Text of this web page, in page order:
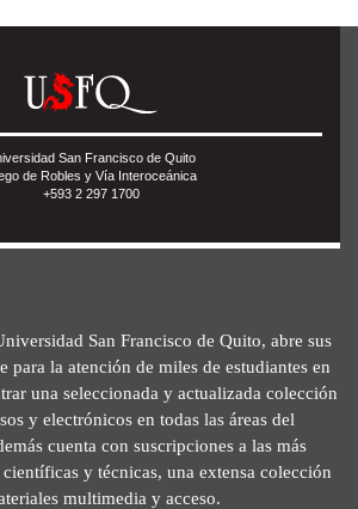
San Francisco de Quito
de Robles y Vía Interoceánica
+593 2 297 1700
San Francisco de Quito, abre sus
para la atención de miles de estudiantes en
una seleccionada y actualizada colección
y electrónicos en todas las áreas del
cuenta con suscripciones a las más
y técnicas, una extensa colección
multimedia y acceso.